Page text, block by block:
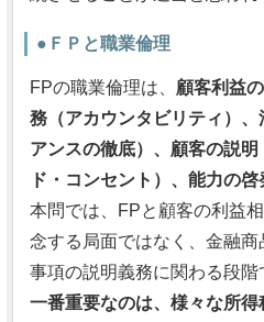
●ＦＰと職業倫理
FPの職業倫理は、 顧客利益
務（アカウンタビリティ）
アンスの徹底）、顧客の説
ド・コンセント）、能力の啓
本問では、FPと顧客の利益
念する局面ではなく、金融
事項の説明義務に関わる段階
一番重要なのは、様々な所得